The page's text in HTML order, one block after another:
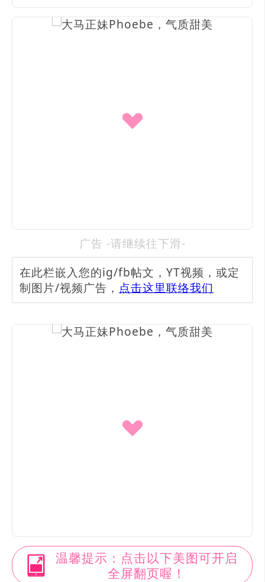
广告 -请继续往下滑-
在此栏嵌入您的ig/fb帖文，YT视频，或定
制图片/视频广告， 点击这里联络我们
温馨提示：点击以下美图可开启
全屏翻页喔！